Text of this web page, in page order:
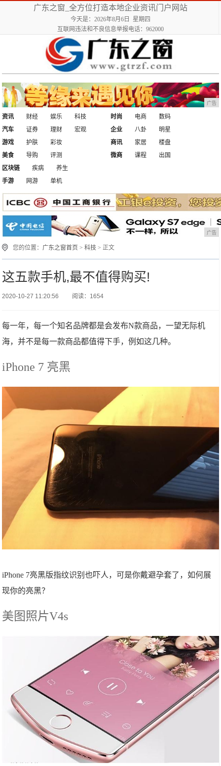
广东之窗_全方位打造本地企业资讯门户网站
今天是：2026年8月6日 星期四
互联网违法和不良信息举报电话：962000
广告
资讯 财经 娱乐
科技
汽车
证券 理财 宏观
时尚 电商
数码
企业
八卦
明星
游戏
护肤
彩妆
美食
导购 评测
商讯 家居
楼盘
微商
课程
出国
区块链
疾病
养生
手游
网游 单机
广告
您的位置： 广东之窗首页 >科技 > 正文
这五款手机,最不值得购买!
2020-10-27 11:20:56 阅读：1654
每一年，每一个知名品牌都是会发布N款商品，一望无际机
海，并不是每一款商品都值得下手，例如这几种。
iPhone 7 亮黑
iPhone 7亮黑版指纹识别也吓人，可是你戴避孕套了，如何展
现你的亮黑？
美图照片V4s